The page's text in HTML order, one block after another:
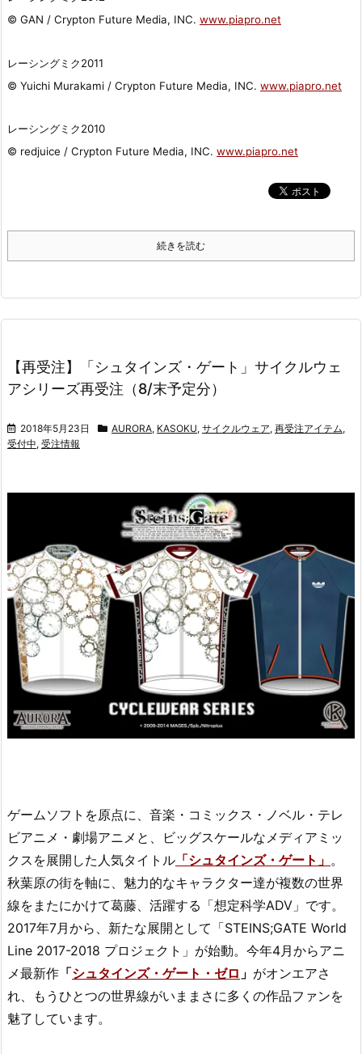
© GAN / Crypton Future Media, INC. www.piapro.net
レーシングミク2011
© Yuichi Murakami / Crypton Future Media, INC. www.piapro.net
レーシングミク2010
© redjuice / Crypton Future Media, INC. www.piapro.net
続きを読む
【再受注】「シュタインズ・ゲート」サイクルウェ
アシリーズ再受注（8/末予定分）
2018年5月23日 AURORA, KASOKU, サイクルウェア, 再受注アイテム,
受付中, 受注情報
ゲームソフトを原点に、音楽・コミックス・ノベル・テレ
ビアニメ・劇場アニメと、ビッグスケールなメディアミッ
クスを展開した人気タイトル 「シュタインズ・ゲート」 。
秋葉原の街を軸に、魅力的なキャラクター達が複数の世界
線をまたにかけて葛藤、活躍する「想定科学ADV」です。
2017年7月から、新たな展開として「STEINS;GATE World
Line 2017-2018 プロジェクト」が始動。今年4月からアニ
メ最新作 「シュタインズ・ゲート・ゼロ 」 がオンエアさ
れ、もうひとつの世界線がいままさに多くの作品ファンを
魅了しています。